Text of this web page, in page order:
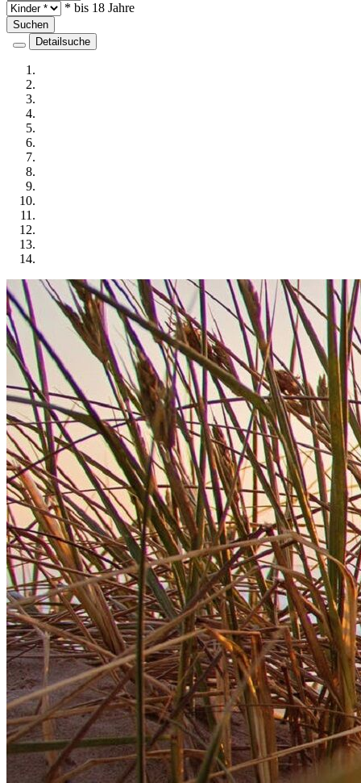
* bis 18 Jahre
Suchen
Detailsuche